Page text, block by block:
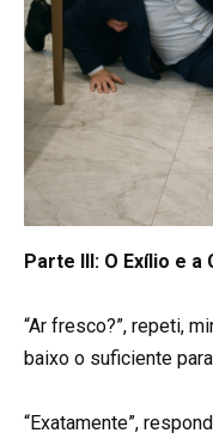
Parte III: O Exílio e
“Ar fresco?”, repeti,
baixo o suficiente
“Exatamente”,